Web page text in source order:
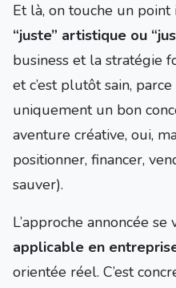
Et là, on touche un point
“juste” artistique ou
business et la stratégie
et c’est plutôt sain, parce
uniquement un bon
aventure créative, oui,
positionner, financer,
sauver).
L’approche annoncée se
applicable en
orientée réel. C’est